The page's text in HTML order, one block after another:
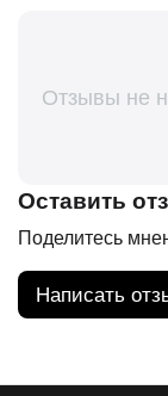
Отзывы не
Оставить
Поделитесь
Написать